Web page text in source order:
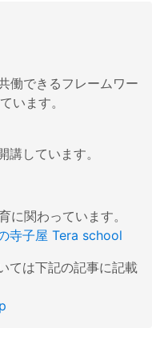
働できるフレームワー
います。
しています。
に関わっています。
寺子屋 Tera school
ては下記の記事に記載